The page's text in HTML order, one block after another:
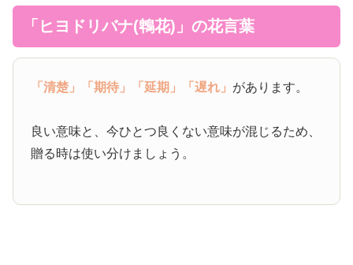
「ヒヨドリバナ(鵯花)」の花言葉
「清楚」 「期待」 「延期」 「遅れ」 があります。
良い意味と、今ひとつ良くない意味が混じるため、
贈る時は使い分けましょう。